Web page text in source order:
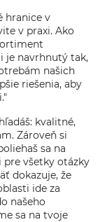
hranice v
v praxi. Ako
je navrhnutý tak,
našich
riešenia, aby
kvalitné,
Zároveň si
sa na
pre všetky otázky
dokazuje, že
ide za
našeho
sa na tvoje